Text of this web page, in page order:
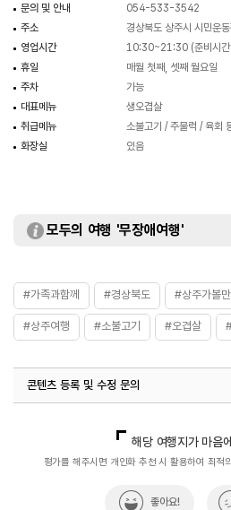
문의 및 안내
054-533-3542
주소
경상북도 상주시 시민운
영업시간
10:30~21:30 (준비시
휴일
매월 첫째, 셋째 월요일
주차
가능
대표메뉴
생오겹살
취급메뉴
소불고기 / 주물럭 / 육회
화장실
있음
모두의 여행 '무장애여행'
#가족과함께 #경상북도 #상주가볼
#상주여행 #소불고기 #오겹살
콘텐츠 등록 및 수정 문의
해당 여행지가 마음
평가를 해주시면 개인화 추천 시 활용하여 최적
좋아요!